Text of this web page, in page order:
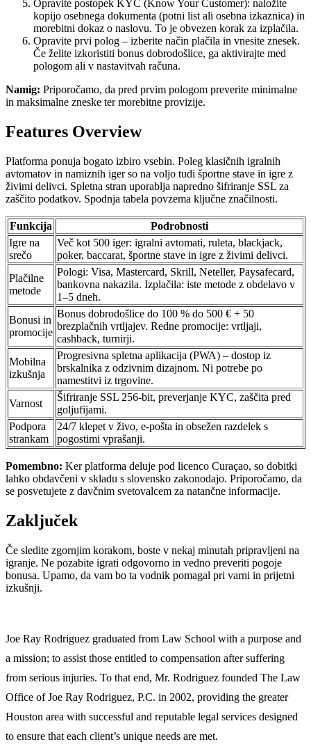
Opravite postopek KYC (Know Your Customer): naložite
kopijo osebnega dokumenta (potni list ali osebna izkaznica) in
morebitni dokaz o naslovu. To je obvezen korak za izplačila.
Opravite prvi polog – izberite način plačila in vnesite znesek.
Če želite izkoristiti bonus dobrodošlice, ga aktivirajte med
pologom ali v nastavitvah računa.
Namig: Priporočamo, da pred prvim pologom preverite minimalne
in maksimalne zneske ter morebitne provizije.
Features Overview
Platforma ponuja bogato izbiro vsebin. Poleg klasičnih igralnih
avtomatov in namiznih iger so na voljo tudi športne stave in igre z
živimi delivci. Spletna stran uporablja napredno šifriranje SSL za
zaščito podatkov. Spodnja tabela povzema ključne značilnosti.
Funkcija
Podrobnosti
Igre na
srečo
Več kot 500 iger: igralni avtomati, ruleta, blackjack,
poker, baccarat, športne stave in igre z živimi delivci.
Plačilne
metode
Pologi: Visa, Mastercard, Skrill, Neteller, Paysafecard,
bankovna nakazila. Izplačila: iste metode z obdelavo v
1–5 dneh.
Bonusi in
promocije
Bonus dobrodošlice do 100 % do 500 € + 50
brezplačnih vrtljajev. Redne promocije: vrtljaji,
cashback, turnirji.
Mobilna
izkušnja
Progresivna spletna aplikacija (PWA) – dostop iz
brskalnika z odzivnim dizajnom. Ni potrebe po
namestitvi iz trgovine.
Varnost
Šifriranje SSL 256-bit, preverjanje KYC, zaščita pred
goljufijami.
Podpora
strankam
24/7 klepet v živo, e-pošta in obsežen razdelek s
pogostimi vprašanji.
Pomembno: Ker platforma deluje pod licenco Curaçao, so dobitki
lahko obdavčeni v skladu s slovensko zakonodajo. Priporočamo, da
se posvetujete z davčnim svetovalcem za natančne informacije.
Zaključek
Če sledite zgornjim korakom, boste v nekaj minutah pripravljeni na
igranje. Ne pozabite igrati odgovorno in vedno preveriti pogoje
bonusa. Upamo, da vam bo ta vodnik pomagal pri varni in prijetni
izkušnji.
Joe Ray Rodriguez graduated from Law School with a purpose and
a mission; to assist those entitled to compensation after suffering
from serious injuries. To that end, Mr. Rodriguez founded The Law
Office of Joe Ray Rodriguez, P.C. in 2002, providing the greater
Houston area with successful and reputable legal services designed
to ensure that each client’s unique needs are met.